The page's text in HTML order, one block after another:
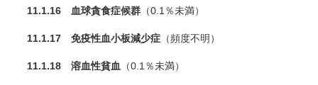
11.1.16 血球貪食症候群 （0.1％未満）
11.1.17 免疫性血小板減少症 （頻度不明）
11.1.18 溶血性貧血 （0.1％未満）